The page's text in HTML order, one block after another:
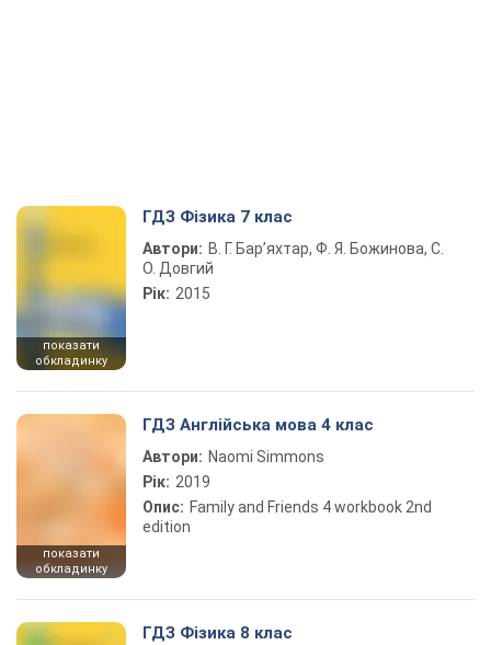
показати
обкладинку
ГДЗ Фізика 7 клас
Автори: В. Г. Бар’яхтар, Ф. Я. Божинова, С.
О. Довгий
Рік: 2015
показати
обкладинку
ГДЗ Англійська мова 4 клас
Автори: Naomi Simmons
Рік: 2019
Опис: Family and Friends 4 workbook 2nd
edition
ГДЗ Фізика 8 клас